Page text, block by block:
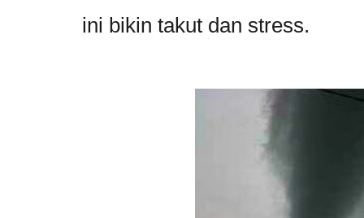
ini bikin takut dan stress.